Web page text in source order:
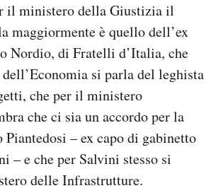
il ministero della Giustizia il
maggiormente è quello dell’ex
Nordio, di Fratelli d’Italia, che
si parla del leghista
che per il ministero
che ci sia un accordo per la
– ex capo di gabinetto
– e che per Salvini stesso si
delle Infrastrutture.